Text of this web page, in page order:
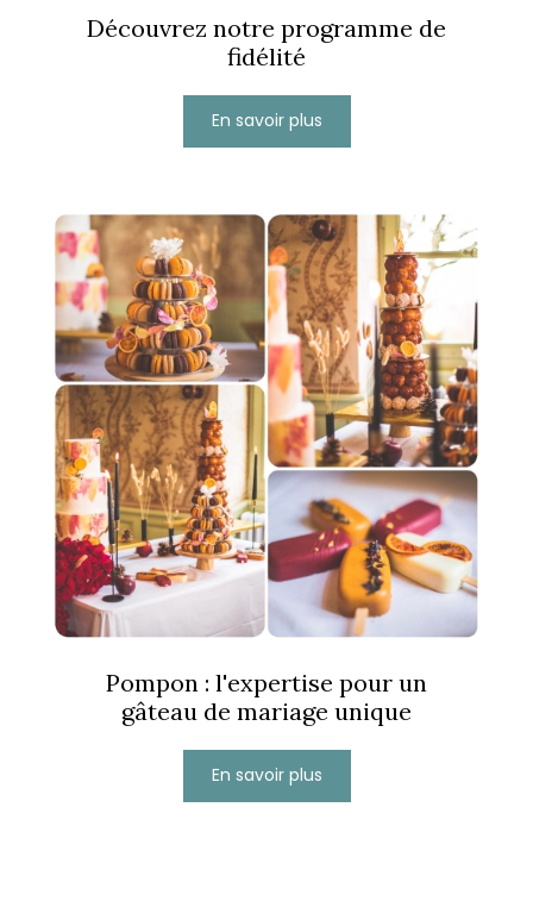
Découvrez notre programme de
fidélité
En savoir plus
Pompon : l'expertise pour un
gâteau de mariage unique
En savoir plus